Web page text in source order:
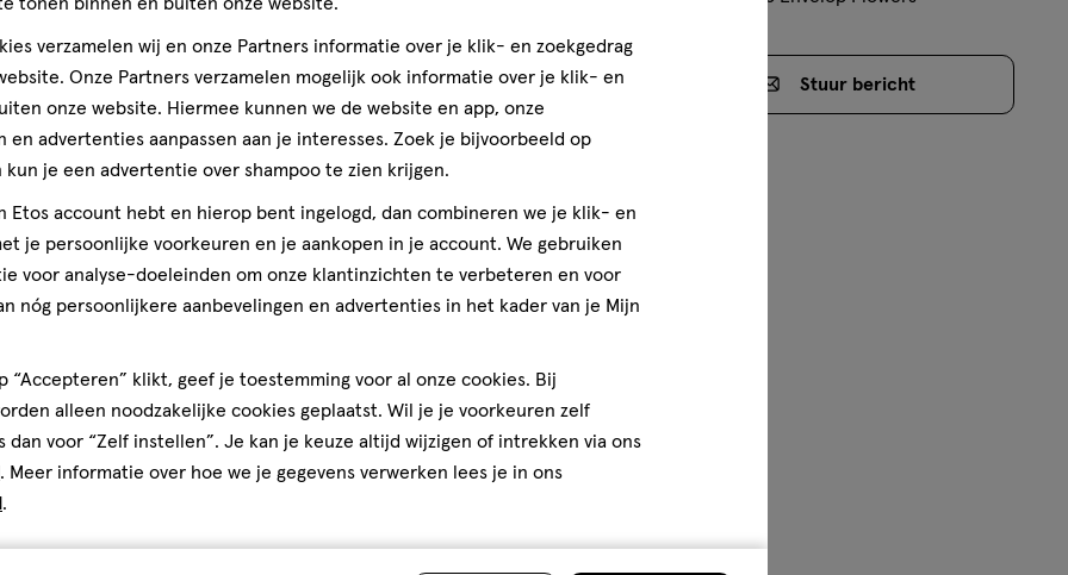
Stuurbericht Stuurbericht Stuur bericht
10%
4.
verzamelen wij en onze Partners informatie over je klik- en zoekgedrag
Onze Partners verzamelen mogelijk ook informatie over je klik- en
onze website. Hiermee kunnen we de website en app, onze
en advertenties aanpassen aan je interesses. Zoek je bijvoorbeeld op
kun je een advertentie over shampoo te zien krijgen.
Etos account hebt en hierop bent ingelogd, dan combineren we je klik- en
je persoonlijke voorkeuren en je aankopen in je account. We gebruiken
voor analyse-doeleinden om onze klantinzichten te verbeteren en voor
nóg persoonlijkere aanbevelingen en advertenties in het kader van je Mijn
“Accepteren” klikt, geef je toestemming voor al onze cookies. Bij
alleen noodzakelijke cookies geplaatst. Wil je je voorkeuren zelf
dan voor “Zelf instellen”. Je kan je keuze altijd wijzigen of intrekken via ons
. Meer informatie over hoe we je gegevens verwerken lees je in ons
.